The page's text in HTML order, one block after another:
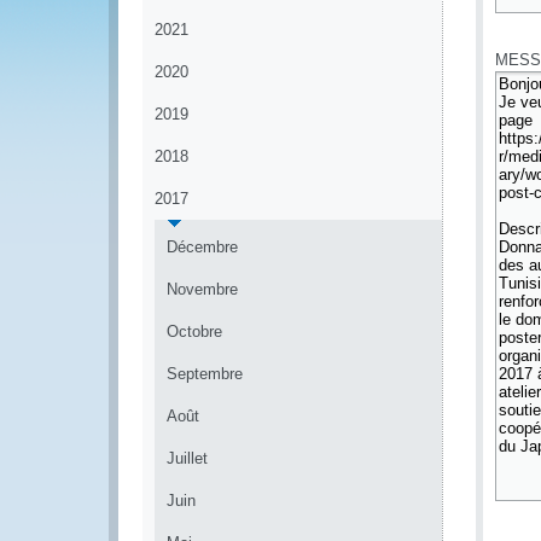
2021
2020
2019
2018
2017
Décembre
Novembre
Octobre
Septembre
Août
Juillet
Juin